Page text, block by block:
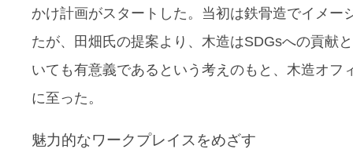
かけ計画がスタートした。当初は鉄骨造でイメー
たが、田畑氏の提案より、木造はSDGsへの貢献
いても有意義であるという考えのもと、木造オフ
に至った。
魅力的なワークプレイスをめざす